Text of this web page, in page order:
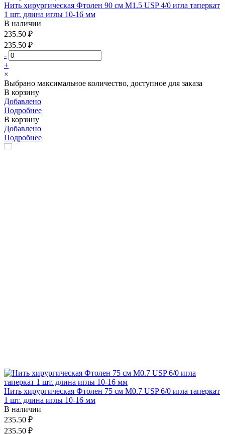
Нить хирургическая Фтолен 90 см М1.5 USP 4/0 игла таперкат
1 шт. длина иглы 10-16 мм
В наличии
235.50 ₽
235.50 ₽
-
+
×
Выбрано максимальное количество, доступное для заказа
В корзину
Добавлено
Подробнее
В корзину
Добавлено
Подробнее
Нить хирургическая Фтолен 75 см М0.7 USP 6/0 игла таперкат
1 шт. длина иглы 10-16 мм
В наличии
235.50 ₽
235.50 ₽